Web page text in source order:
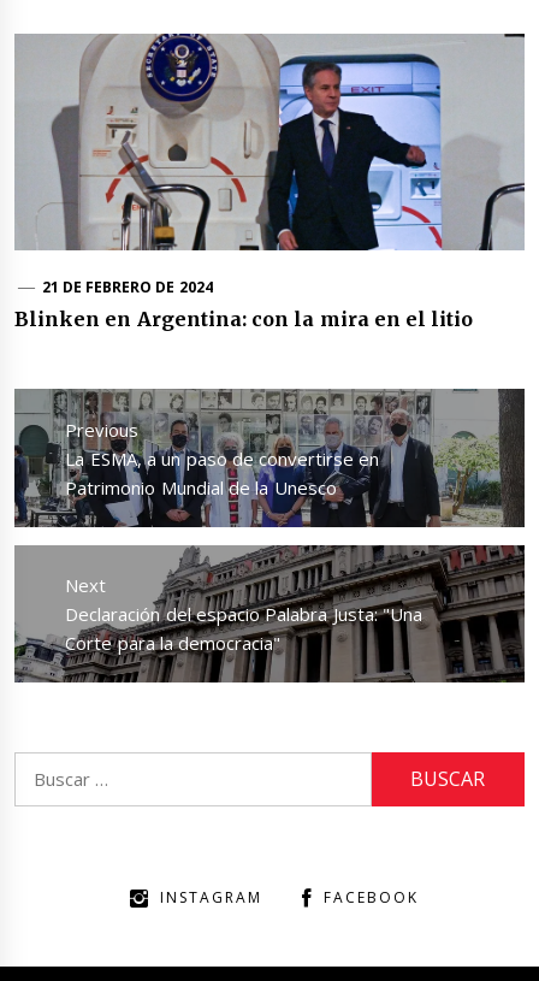
21 DE FEBRERO DE 2024
Blinken en Argentina: con la mira en el litio
Navegación
de
entradas
Previous
Previous
post:
La ESMA, a un paso de convertirse en
Patrimonio Mundial de la Unesco
Next
Next
post:
Declaración del espacio Palabra Justa: "Una
Corte para la democracia"
INSTAGRAM FACEBOOK